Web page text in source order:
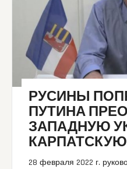
РУСИНЫ
ПУТИНА
ЗАПАДНУЮ
28 февраля 2022 г.